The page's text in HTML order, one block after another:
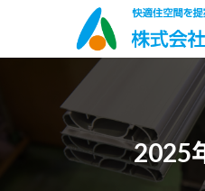
ン
ー
2025